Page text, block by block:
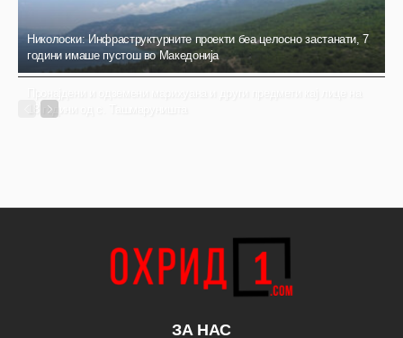
Николоски: Инфраструктурните проекти беа целосно застанати, 7
години имаше пустош во Македонија
18 години од с. Ташмаруништа
ЗА НАС